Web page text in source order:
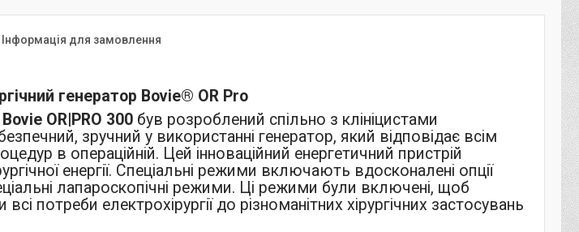
Інформація для замовлення
генератор Bovie® OR Pro
OR|PRO 300 був розроблений спільно з клініцистами
зручний у використанні генератор, який відповідає всім
в операційній. Цей інноваційний енергетичний пристрій
енергії. Спеціальні режими включають вдосконалені опції
лапароскопічні режими. Ці режими були включені, щоб
потреби електрохірургії до різноманітних хірургічних застосувань